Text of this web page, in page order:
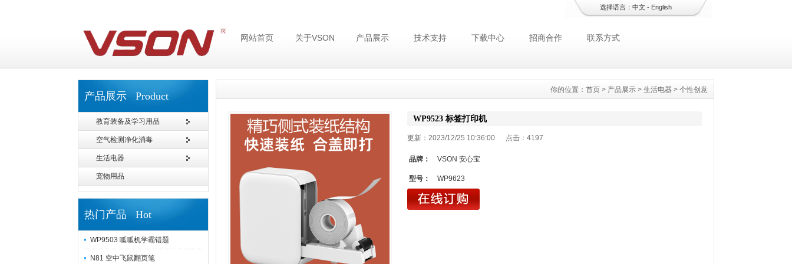
选择语言： 中文- English
网站首页 关于VSON 产品展示 技术支持 下载中心 招商合作 联系方式
产品展示 Product
教育装备及学习用品
空气检测净化消毒
生活电器
宠物用品
热门产品 Hot
WP9503 呱呱机学霸错题
N81 空中飞鼠翻页笔
你的位置： 首页 > 产品展示 > 生活电器 > 个性创意
WP9523 标签打印机
更新：2023/12/25 10:36:00 点击： 4197
品牌： VSON 安心宝
型号： WP9623